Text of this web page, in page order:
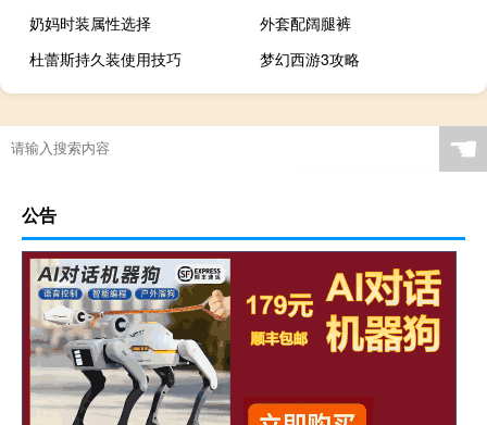
奶妈时装属性选择
外套配阔腿裤
杜蕾斯持久装使用技巧
梦幻西游3攻略
☚
公告